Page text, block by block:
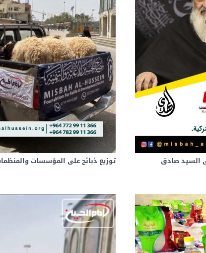
السيد صادق توزيع ذبائح على المؤسسات